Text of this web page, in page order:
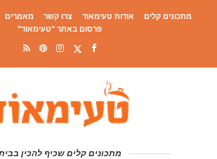
מתכונים קלים אודות טעימאוד צרו קשר מאמרים
פרסום באתר "טעימאוד"
מתכונים קלים שכיף להכין